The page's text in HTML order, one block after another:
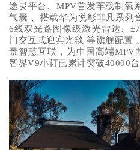
途灵平台、MPV首发车载制氧
气囊 、搭载华为悦彰非凡系列
6线双光路图像级激光雷达、
门交互式迎宾光毯 等旗舰配置
景智慧互联，为中国高端MPV
智界V9小订已累计突破40000台